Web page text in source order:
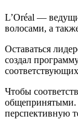
L’Oréal —
волосами, а
Оставаться
создал
Чтобы
общепринятыми.
перспективную